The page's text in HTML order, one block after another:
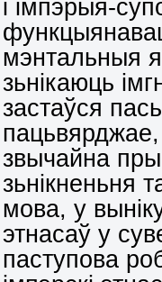
і імпэрыя-
мэнтальныя
зьнікаюць
застаўся
звычайна
зьнікненьня
мова, у
этнасаў у
паступова